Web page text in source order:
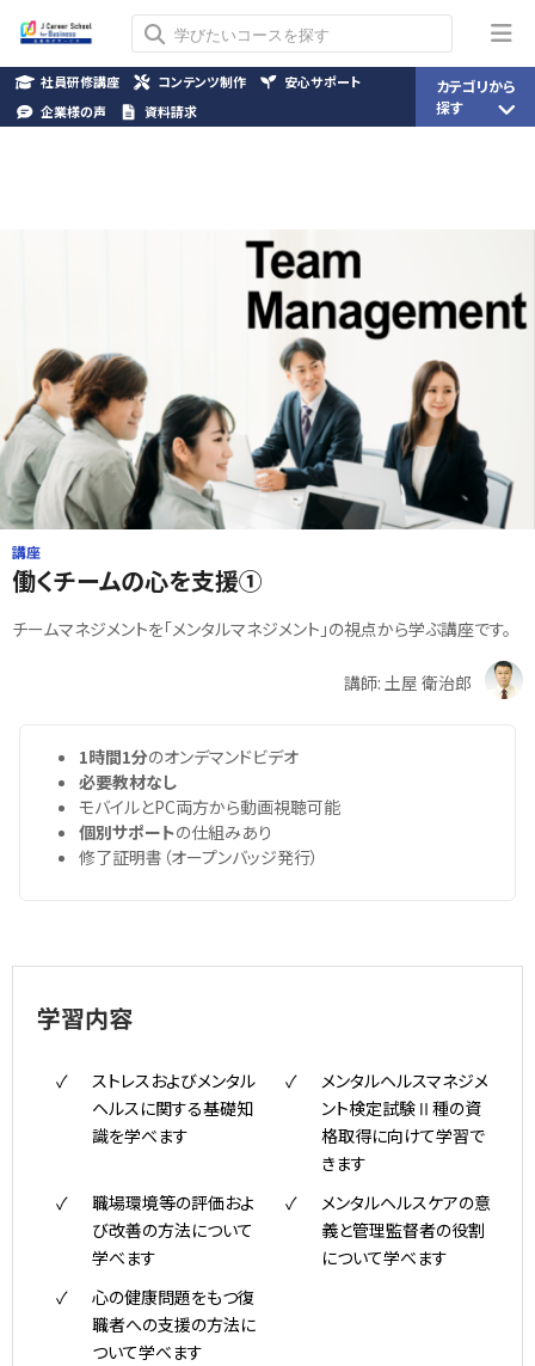
講座
働くチームの心を支援①
チームマネジメントを「メンタルマネジメント」の視点から学ぶ講座です。
講師: 土屋 衛治郎
1時間1分のオンデマンドビデオ
必要教材なし
モバイルとPC両方から動画視聴可能
個別サポートの仕組みあり
修了証明書（オープンバッジ発行）
学習内容
ストレスおよびメンタル
ヘルスに関する基礎知
識を学べます
メンタルヘルスマネジメ
ント検定試験Ⅱ種の資
格取得に向けて学習で
きます
職場環境等の評価およ
び改善の方法について
学べます
メンタルヘルスケアの意
義と管理監督者の役割
について学べます
心の健康問題をもつ復
職者への支援の方法に
ついて学べます
社員研修講座 コンテンツ制作
安心サポート
企業様の声
資料請求
カテゴリから
探す